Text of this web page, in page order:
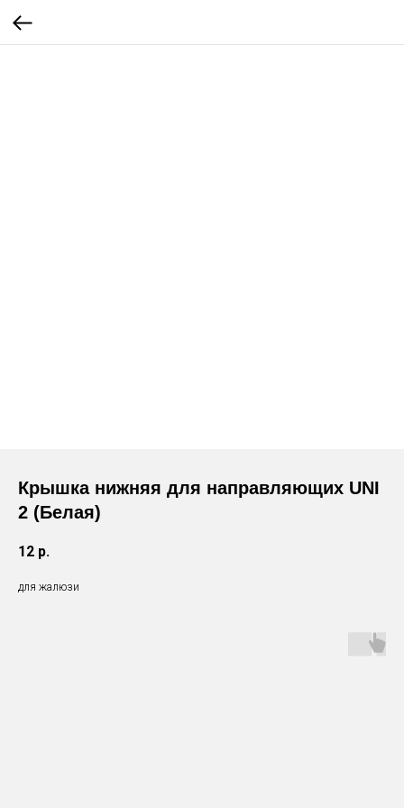
Крышка нижняя для направляющих UNI
2 (Белая)
12 р.
для жалюзи